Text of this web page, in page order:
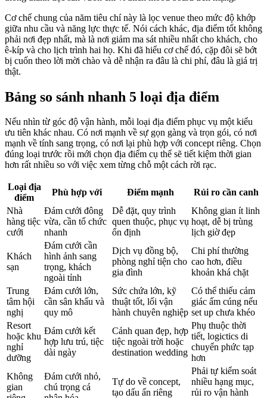
Cơ chế chung của năm tiêu chí này là lọc venue theo mức độ khớp
giữa nhu cầu và năng lực thực tế. Nói cách khác, địa điểm tốt không
phải nơi đẹp nhất, mà là nơi giảm ma sát nhiều nhất cho khách, cho
ê-kíp và cho lịch trình hai họ. Khi đã hiểu cơ chế đó, cặp đôi sẽ bớt
bị cuốn theo lời mời chào và dễ nhận ra đâu là chi phí, đâu là giá trị
thật.
Bảng so sánh nhanh 5 loại địa điểm
Nếu nhìn từ góc độ vận hành, mỗi loại địa điểm phục vụ một kiểu
ưu tiên khác nhau. Có nơi mạnh về sự gọn gàng và trọn gói, có nơi
mạnh về tính sang trọng, có nơi lại phù hợp với concept riêng. Chọn
đúng loại trước rồi mới chọn địa điểm cụ thể sẽ tiết kiệm thời gian
hơn rất nhiều so với việc xem từng chỗ một cách rời rạc.
Loại địa
điểm
Phù hợp với Điểm mạnh
Rủi ro cần canh
Nhà
hàng tiệc
cưới
Đám cưới đông
vừa, cần tổ chức
nhanh
Dễ đặt, quy trình
quen thuộc, phục vụ
ổn định
Không gian ít linh
hoạt, dễ bị trùng
lịch giờ đẹp
Khách
sạn
Đám cưới cần
hình ảnh sang
trọng, khách
ngoài tỉnh
Dịch vụ đồng bộ,
phòng nghỉ tiện cho
gia đình
Chi phí thường
cao hơn, điều
khoản khá chặt
Trung
tâm hội
nghị
Đám cưới lớn,
cần sân khấu và
quy mô
Sức chứa lớn, kỹ
thuật tốt, lối vận
hành chuyên nghiệp
Có thể thiếu cảm
giác ấm cúng nếu
set up chưa khéo
Resort
hoặc khu
nghỉ
dưỡng
Đám cưới kết
hợp lưu trú, tiệc
dài ngày
Cảnh quan đẹp, hợp
tiệc ngoài trời hoặc
destination wedding
Phụ thuộc thời
tiết, logictics di
chuyển phức tạp
hơn
Không
gian
Đám cưới nhỏ,
chú trọng cá
Tự do về concept,
tạo dấu ấn riêng
Phải tự kiểm soát
nhiều hạng mục,
rủi ro vận hành